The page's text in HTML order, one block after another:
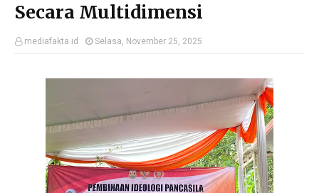
Secara Multidimensi
mediafakta.id Selasa, November 25, 2025